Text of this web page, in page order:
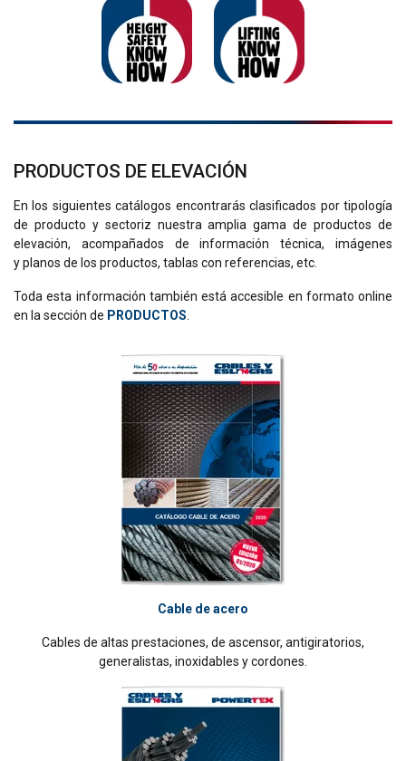
PRODUCTOS DE ELEVACIÓN
En los siguientes catálogos encontrarás clasificados por tipología
de producto y sectoriz nuestra amplia gama de productos de
elevación, acompañados de información técnica, imágenes
y planos de los productos, tablas con referencias, etc.
Toda esta información también está accesible en formato online
en la sección de PRODUCTOS
Cable de acero
Cables de altas prestaciones, de ascensor, antigiratorios,
generalistas, inoxidables y cordones.